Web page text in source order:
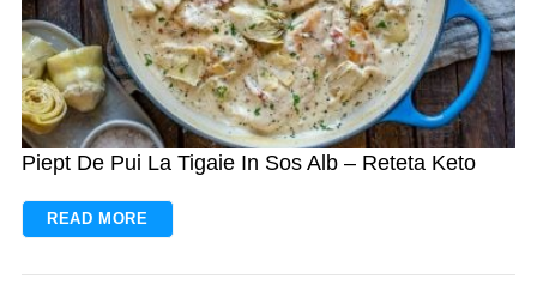
Piept De Pui La Tigaie In Sos Alb – Reteta Keto
READ MORE